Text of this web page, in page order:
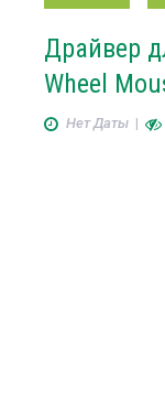
Драйвер
Wheel
Нет Даты|